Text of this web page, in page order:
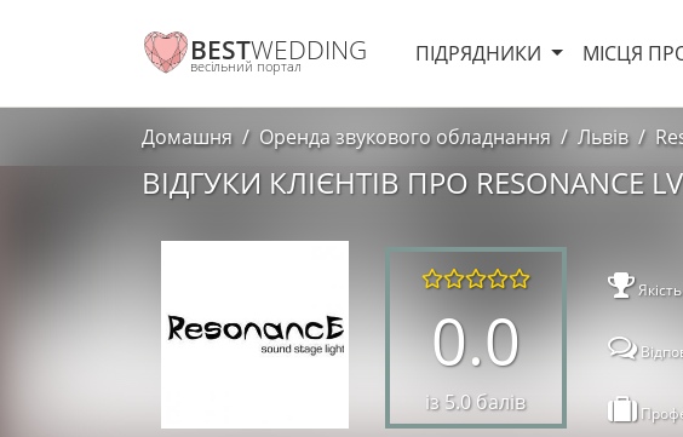
BESTWEDDING
весільний портал ПІДРЯДНИКИ МІСЦЯ
Домашня Оренда звукового обладнання Львів
ВІДГУКИ КЛІЄНТІВ ПРО RESONANCE
0.0
із 5.0 балів